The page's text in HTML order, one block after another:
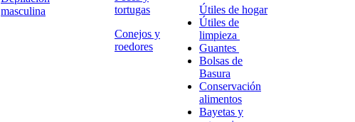
masculina
tortugas
Conejos y
roedores
Útiles de hogar
Útiles de
limpieza
Guantes
Bolsas de
Basura
Conservación
alimentos
Bayetas y